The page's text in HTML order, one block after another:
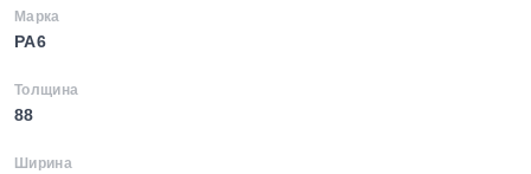
Марка
PA6
Толщина
88
Ширина